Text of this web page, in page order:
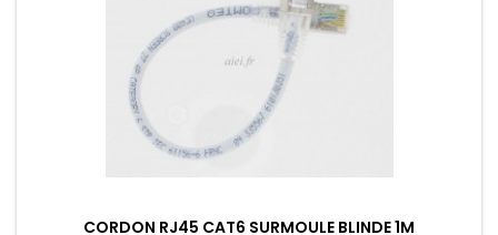
CORDON RJ45 CAT6 SURMOULE BLINDE 1M